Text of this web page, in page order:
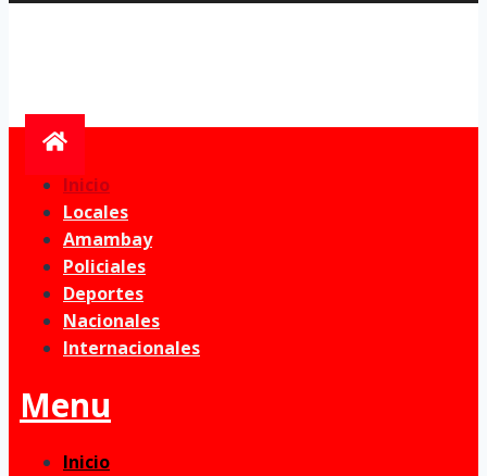
Inicio
Locales
Amambay
Policiales
Deportes
Nacionales
Internacionales
Menu
Inicio